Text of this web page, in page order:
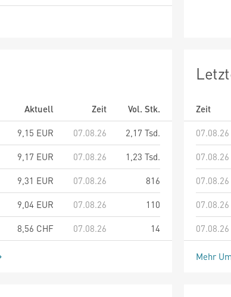
Aktuell Zeit
Vol. Stk.
9,15 EUR 07.08.26
2,17 Tsd.
9,17 EUR 07.08.26
1,23 Tsd.
9,31 EUR 07.08.26
816
9,04 EUR 07.08.26
110
8,56 CHF 07.08.26 14
Zeit
Mehr